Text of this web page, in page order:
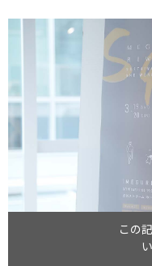
この